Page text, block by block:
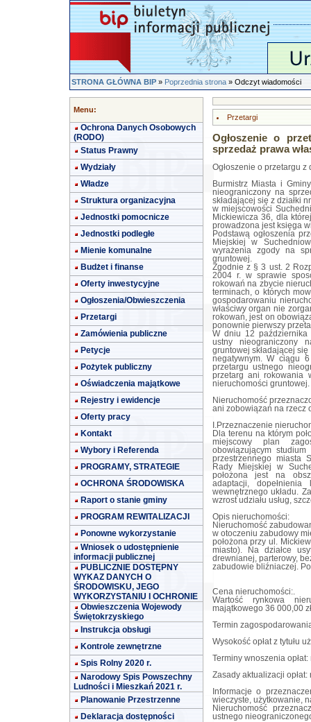
STRONA GŁÓWNA BIP»Poprzednia strona» Odczyt wiadomości
Menu:
Ochrona Danych Osobowych
(RODO)
Status Prawny
Wydziały
Władze
Struktura organizacyjna
Jednostki pomocnicze
Jednostki podległe
Mienie komunalne
Budżet i finanse
Oferty inwestycyjne
Ogłoszenia/Obwieszczenia
Przetargi
Zamówienia publiczne
Petycje
Pożytek publiczny
Oświadczenia majątkowe
Rejestry i ewidencje
Oferty pracy
Kontakt
Wybory i Referenda
PROGRAMY, STRATEGIE
OCHRONA ŚRODOWISKA
Raport o stanie gminy
PROGRAM REWITALIZACJI
Ponowne wykorzystanie
Wniosek o udostępnienie
informacji publicznej
PUBLICZNIE DOSTĘPNY
WYKAZ DANYCH O
ŚRODOWISKU, JEGO
WYKORZYSTANIU I OCHRONIE
Obwieszczenia Wojewody
Świętokrzyskiego
Instrukcja obsługi
Kontrole zewnętrzne
Spis Rolny 2020 r.
Narodowy Spis Powszechny
Ludności i Mieszkań 2021 r.
Planowanie Przestrzenne
Deklaracja dostępności
Przetargi
Ogłoszenie o
sprzedaż prawa
Ogłoszenie o przetargu
Burmistrz Miasta i
nieograniczony na
składającej się z działki
w miejscowości
Mickiewicza 36, dla
prowadzona jest księga
Podstawą ogłoszenia
Miejskiej w
wyrażenia zgody na
gruntowej.
Zgodnie z § 3 ust. 2
2004 r. w sprawie
rokowań na zbycie
terminach, o których
gospodarowaniu
właściwy organ nie
rokowań, jest on
ponownie pierwszy
W dniu 12 października
ustny nieograniczony
gruntowej składającej
negatywnym. W ciągu
przetargu ustnego
przetarg ani rokowania
nieruchomości gruntowej.
Nieruchomość
ani zobowiązań na rzecz
I.Przeznaczenie
Dla terenu na którym
miejscowy plan
obowiązującym
przestrzennego miasta
Rady Miejskiej w
położona jest na
adaptacji,
wewnętrznego układu.
wzrost udziału usług,
Opis nieruchomości:
Nieruchomość
w otoczeniu zabudowy
położona przy ul.
miasto). Na działce
drewnianej, parterowy,
zabudowie bliźniaczej.
Cena nieruchomości:.
Wartość rynkowa
majątkowego 36 000,00
Termin
Wysokość opłat z tytułu
Terminy wnoszenia opłat:
Zasady aktualizacji opłat:
Informacje o
wieczyste, użytkowanie,
Nieruchomość
ustnego